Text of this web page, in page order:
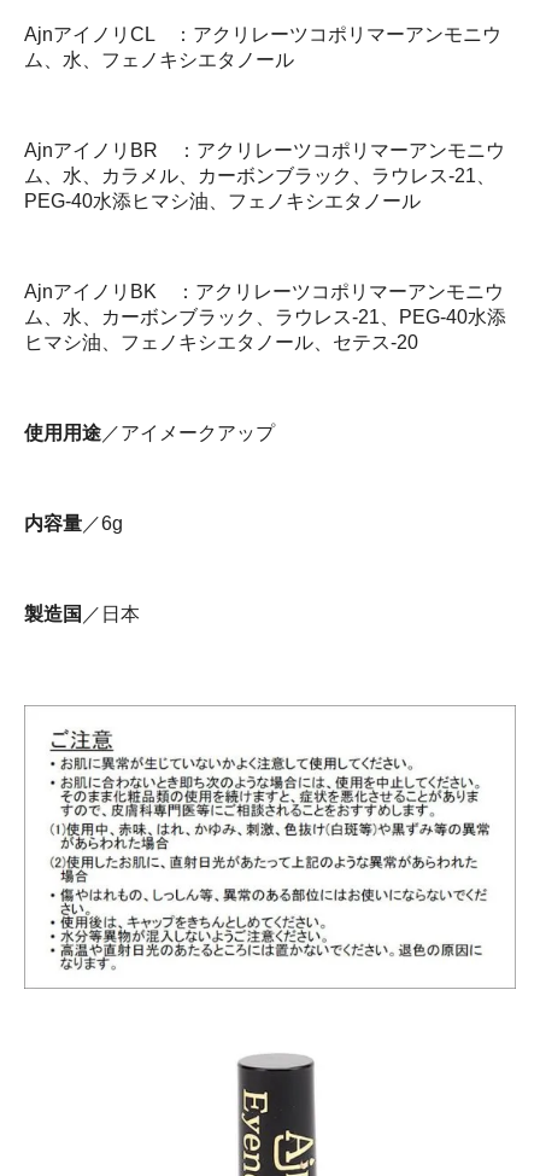
AjnアイノリCL ：アクリレーツコポリマーアンモニウ
ム、水、フェノキシエタノール
AjnアイノリBR ：アクリレーツコポリマーアンモニウ
ム、水、カラメル、カーボンブラック、ラウレス‐21、
PEG-40水添ヒマシ油、フェノキシエタノール
AjnアイノリBK ：アクリレーツコポリマーアンモニウ
ム、水、カーボンブラック、ラウレス‐21、PEG-40水添
ヒマシ油、フェノキシエタノール、セテス‐20
使用用途 ／アイメークアップ
内容量 ／6g
製造国 ／日本